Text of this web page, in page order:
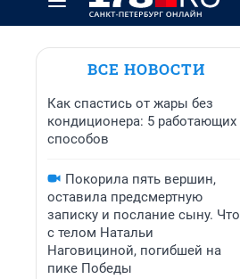
ВСЕ НОВОСТИ
Как спастись от жары без
кондиционера: 5 работающих
способов
Покорила пять вершин,
оставила предсмертную
записку и послание сыну. Что
с телом Натальи
Наговициной, погибшей на
пике Победы